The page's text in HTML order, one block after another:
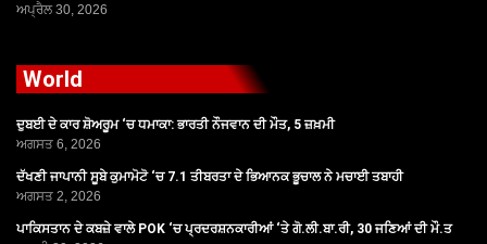
ਅਪ੍ਰੈਲ 30, 2026
World
ਦੁਬਈ ਦੇ ਕਾਰ ਸ਼ੋਅਰੂਮ ‘ਚ ਧਮਾਕਾ: ਭਾਰਤੀ ਨੌਜਵਾਨ ਦੀ ਮੌਤ, 5 ਜ਼ਖ਼ਮੀ
ਅਗਸਤ 6, 2026
ਦੱਖਣੀ ਜਾਪਾਨੀ ਸੂਬੇ ਕੁਮਾਮੋਟੋ ‘ਚ 7.1 ਤੀਬਰਤਾ ਦੇ ਭਿਆਨਕ ਭੂਚਾਲ ਨੇ ਮਚਾਈ ਤਬਾਹੀ
ਅਗਸਤ 2, 2026
ਪਾਕਿਸਤਾਨ ਦੇ ਕਬਜ਼ੇ ਵਾਲੇ POK ‘ਚ ਪ੍ਰਦਰਸ਼ਨਕਾਰੀਆਂ ‘ਤੇ ਗੋ.ਲੀ.ਬਾ.ਰੀ, 30 ਜਣਿਆਂ ਦੀ ਮੌ.ਤ